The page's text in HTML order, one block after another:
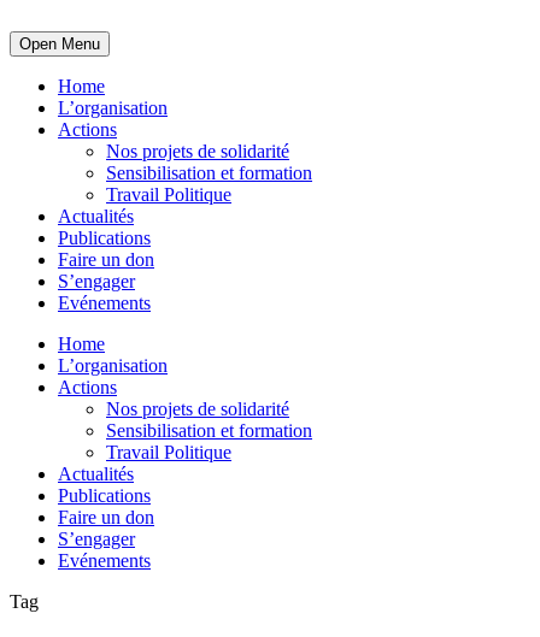
Open Menu
Home
L’organisation
Actions
Nos projets de solidarité
Sensibilisation et formation
Travail Politique
Actualités
Publications
Faire un don
S’engager
Evénements
Home
L’organisation
Actions
Nos projets de solidarité
Sensibilisation et formation
Travail Politique
Actualités
Publications
Faire un don
S’engager
Evénements
Tag